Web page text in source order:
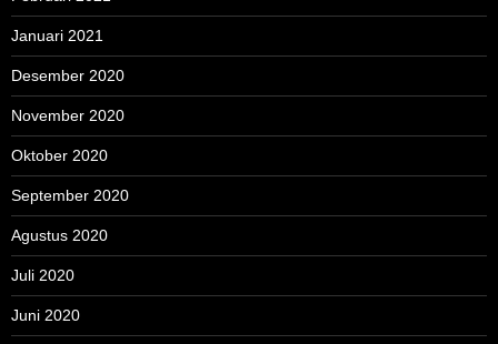
Januari 2021
Desember 2020
November 2020
Oktober 2020
September 2020
Agustus 2020
Juli 2020
Juni 2020